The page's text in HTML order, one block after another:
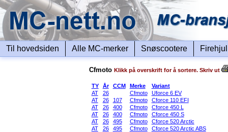
Til hovedsiden Alle MC-merker Snøscootere
Cfmoto Klikk på overskrift for å sortere. Skriv ut
TY År CCM Merke
Variant
AT
26 Cfmoto
Uforce 6 EV
AT
26 107 Cfmoto
Cforce 110 EFI
AT
26 400 Cfmoto
Cforce 450 L
AT
26 400 Cfmoto
Cforce 450 S
AT
26 495 Cfmoto
Cforce 520 Arctic
AT
26 495 Cfmoto
Cforce 520 Arctic ABS